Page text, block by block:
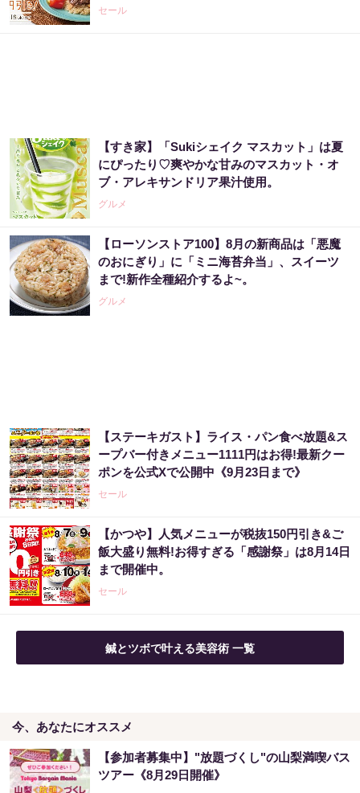
セール
【すき家】「Sukiシェイク マスカット」は夏
にぴったり♡爽やかな甘みのマスカット・オ
ブ・アレキサンドリア果汁使用。
グルメ
【ローソンストア100】8月の新商品は「悪魔
のおにぎり」に「ミニ海苔弁当」、スイーツ
まで!新作全種紹介するよ~。
グルメ
【ステーキガスト】ライス・パン食べ放題&ス
ープバー付きメニュー1111円はお得!最新クー
ポンを公式Xで公開中《9月23日まで》
セール
【かつや】人気メニューが税抜150円引き&ご
飯大盛り無料!お得すぎる「感謝祭」は8月14日
まで開催中。
セール
鍼とツボで叶える美容術 一覧
今、あなたにオススメ
【参加者募集中】"放題づくし"の山梨満喫バス
ツアー《8月29日開催》